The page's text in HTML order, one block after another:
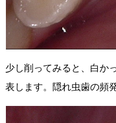
少し削ってみると、白か
表します。隠れ虫歯の頻